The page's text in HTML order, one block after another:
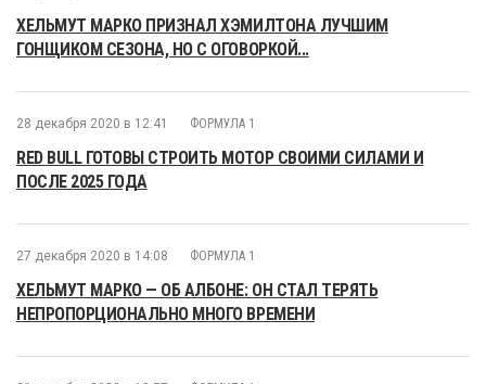
ХЕЛЬМУТ МАРКО ПРИЗНАЛ ХЭМИЛТОНА ЛУЧШИМ
ГОНЩИКОМ СЕЗОНА, НО С ОГОВОРКОЙ...
28 декабря 2020 в 12:41 ФОРМУЛА 1
RED BULL ГОТОВЫ СТРОИТЬ МОТОР СВОИМИ СИЛАМИ И
ПОСЛЕ 2025 ГОДА
27 декабря 2020 в 14:08 ФОРМУЛА 1
ХЕЛЬМУТ МАРКО — ОБ АЛБОНЕ: ОН СТАЛ ТЕРЯТЬ
НЕПРОПОРЦИОНАЛЬНО МНОГО ВРЕМЕНИ